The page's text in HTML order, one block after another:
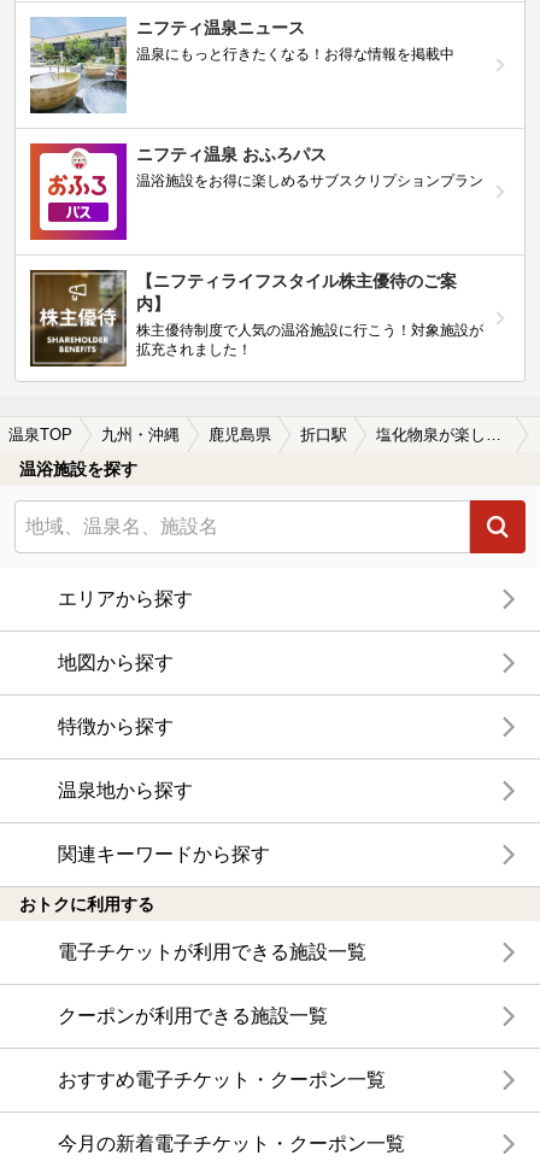
ニフティ温泉ニュース
温泉にもっと行きたくなる！お得な情報を掲載中
ニフティ温泉 おふろパス
温浴施設をお得に楽しめるサブスクリプションプラン
【ニフティライフスタイル株主優待のご案
内】
株主優待制度で人気の温浴施設に行こう！対象施設が
拡充されました！
温泉TOP 九州・沖縄 鹿児島県 折口駅 塩化物泉が楽しめる折口駅近くの温泉、日帰り温泉、スーパー銭湯おすすめ
温浴施設を探す
エリアから探す
地図から探す
特徴から探す
温泉地から探す
関連キーワードから探す
おトクに利用する
電子チケットが利用できる施設一覧
クーポンが利用できる施設一覧
おすすめ電子チケット・クーポン一覧
今月の新着電子チケット・クーポン一覧